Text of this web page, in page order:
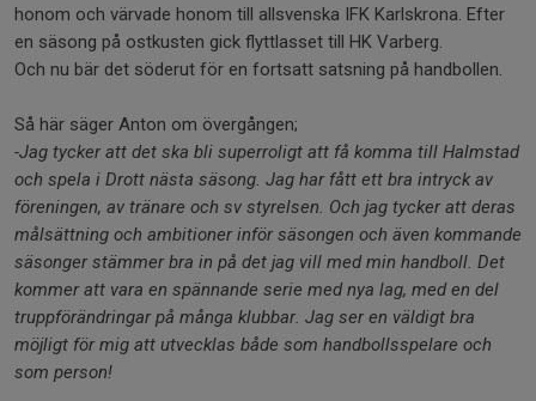
honom och värvade honom till allsvenska IFK Karlskrona. Efter
en säsong på ostkusten gick flyttlasset till HK Varberg.
Och nu bär det söderut för en fortsatt satsning på handbollen.
Så här säger Anton om övergången;
-Jag tycker att det ska bli superroligt att få komma till Halmstad
och spela i Drott nästa säsong. Jag har fått ett bra intryck av
föreningen, av tränare och sv styrelsen. Och jag tycker att deras
målsättning och ambitioner inför säsongen och även kommande
säsonger stämmer bra in på det jag vill med min handboll. Det
kommer att vara en spännande serie med nya lag, med en del
truppförändringar på många klubbar. Jag ser en väldigt bra
möjligt för mig att utvecklas både som handbollsspelare och
som person!